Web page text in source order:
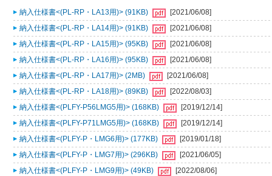
納入仕様書<(PL-RP・LA13用)> (91KB)
[2021/06/08]
納入仕様書<(PL-RP・LA14用)> (91KB)
[2021/06/08]
納入仕様書<(PL-RP・LA15用)> (95KB)
[2021/06/08]
納入仕様書<(PL-RP・LA16用)> (95KB)
[2021/06/08]
納入仕様書<(PL-RP・LA17用)> (2MB)
[2021/06/08]
納入仕様書<(PL-RP・LA18用)> (89KB)
[2022/08/03]
納入仕様書<(PLFY-P56LMG5用)> (168KB)
[2019/12/14]
納入仕様書<(PLFY-P71LMG5用)> (168KB)
[2019/12/14]
納入仕様書<(PLFY-P・LMG6用)> (177KB)
[2019/01/18]
納入仕様書<(PLFY-P・LMG7用)> (296KB)
[2021/06/05]
納入仕様書<(PLFY-P・LMG9用)> (49KB)
[2022/08/06]